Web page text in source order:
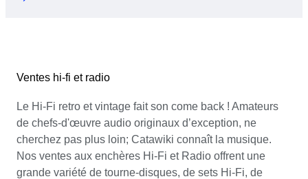
Ventes hi-fi et radio
Le Hi-Fi retro et vintage fait son come back ! Amateurs
de chefs-d'œuvre audio originaux d’exception, ne
cherchez pas plus loin; Catawiki connaît la musique.
Nos ventes aux enchères Hi-Fi et Radio offrent une
grande variété de tourne-disques, de sets Hi-Fi, de